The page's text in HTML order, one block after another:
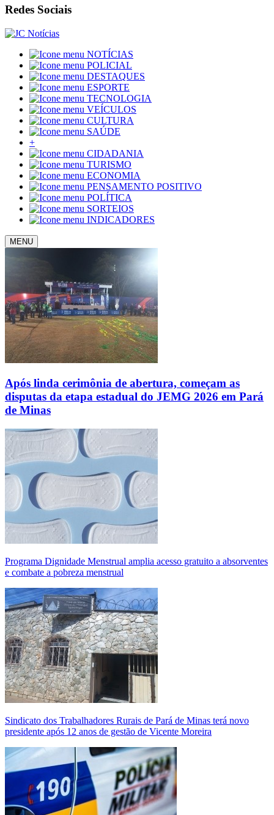
Redes Sociais
NOTÍCIAS
POLICIAL
DESTAQUES
ESPORTE
TECNOLOGIA
VEÍCULOS
CULTURA
SAÚDE
+
CIDADANIA
TURISMO
ECONOMIA
PENSAMENTO POSITIVO
POLÍTICA
SORTEIOS
INDICADORES
MENU
Após linda cerimônia de abertura, começam as
disputas da etapa estadual do JEMG 2026 em Pará
de Minas
Programa Dignidade Menstrual amplia acesso gratuito a absorventes
e combate a pobreza menstrual
Sindicato dos Trabalhadores Rurais de Pará de Minas terá novo
presidente após 12 anos de gestão de Vicente Moreira